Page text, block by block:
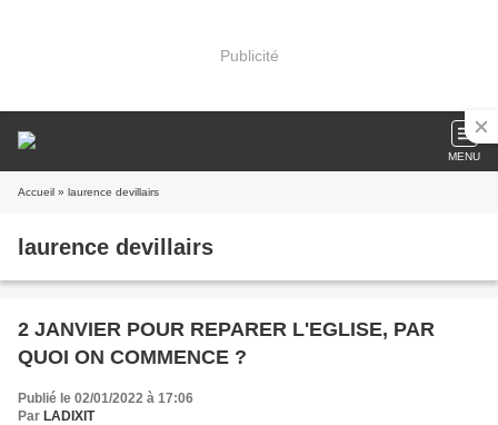
Publicité
MENU
Accueil » laurence devillairs
laurence devillairs
2 JANVIER POUR REPARER L'EGLISE, PAR
QUOI ON COMMENCE ?
Publié le 02/01/2022 à 17:06
Par LADIXIT